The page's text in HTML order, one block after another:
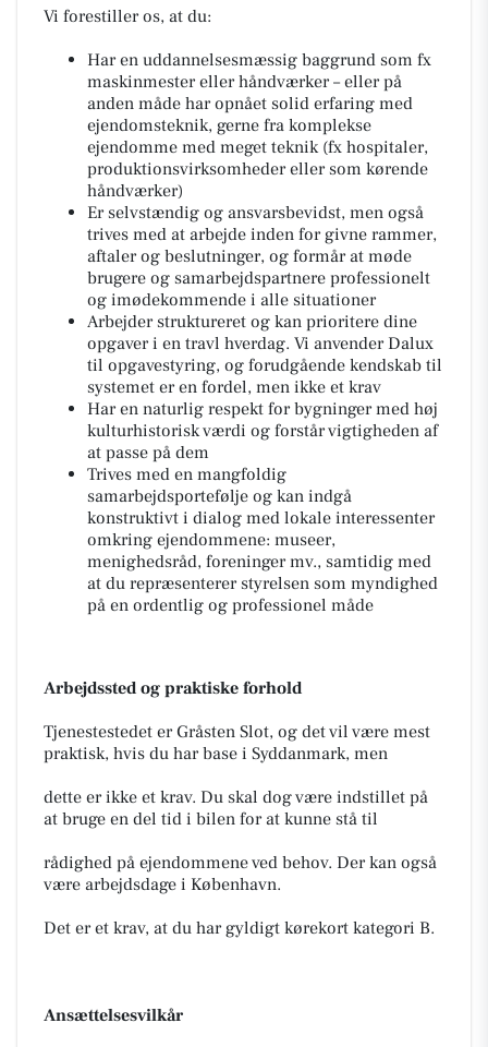
Vi forestiller os, at du:
Har en uddannelsesmæssig baggrund som fx
maskinmester eller håndværker – eller på
anden måde har opnået solid erfaring med
ejendomsteknik, gerne fra komplekse
ejendomme med meget teknik (fx hospitaler,
produktionsvirksomheder eller som kørende
håndværker)
Er selvstændig og ansvarsbevidst, men også
trives med at arbejde inden for givne rammer,
aftaler og beslutninger, og formår at møde
brugere og samarbejdspartnere professionelt
og imødekommende i alle situationer
Arbejder struktureret og kan prioritere dine
opgaver i en travl hverdag. Vi anvender Dalux
til opgavestyring, og forudgående kendskab til
systemet er en fordel, men ikke et krav
Har en naturlig respekt for bygninger med høj
kulturhistorisk værdi og forstår vigtigheden af
at passe på dem
Trives med en mangfoldig
samarbejdsportefølje og kan indgå
konstruktivt i dialog med lokale interessenter
omkring ejendommene: museer,
menighedsråd, foreninger mv., samtidig med
at du repræsenterer styrelsen som myndighed
på en ordentlig og professionel måde
Arbejdssted og praktiske forhold
Tjenestestedet er Gråsten Slot, og det vil være mest
praktisk, hvis du har base i Syddanmark, men
dette er ikke et krav. Du skal dog være indstillet på
at bruge en del tid i bilen for at kunne stå til
rådighed på ejendommene ved behov. Der kan også
være arbejdsdage i København.
Det er et krav, at du har gyldigt kørekort kategori B.
Ansættelsesvilkår